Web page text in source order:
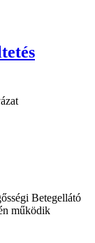
Betegellátó
működik